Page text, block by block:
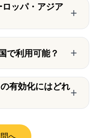
ッパ・アジア
+
で利用可能？ +
有効化にはどれ+